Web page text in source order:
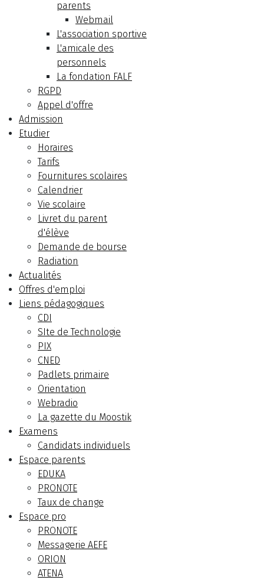
parents
Webmail
L'association sportive
L'amicale des
personnels
La fondation FALF
RGPD
Appel d'offre
Admission
Etudier
Horaires
Tarifs
Fournitures scolaires
Calendrier
Vie scolaire
Livret du parent
d'élève
Demande de bourse
Radiation
Actualités
Offres d'emploi
Liens pédagogiques
CDI
SIte de Technologie
PIX
CNED
Padlets primaire
Orientation
Webradio
La gazette du Moostik
Examens
Candidats individuels
Espace parents
EDUKA
PRONOTE
Taux de change
Espace pro
PRONOTE
Messagerie AEFE
ORION
ATENA